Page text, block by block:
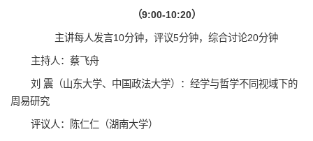
（9:00-10:20）
主讲每人发言10分钟，评议5分钟，综合讨论20分钟
主持人：蔡飞舟
刘 震（山东大学、中国政法大学）：经学与哲学不同视域下的
周易研究
评议人：陈仁仁（湖南大学）